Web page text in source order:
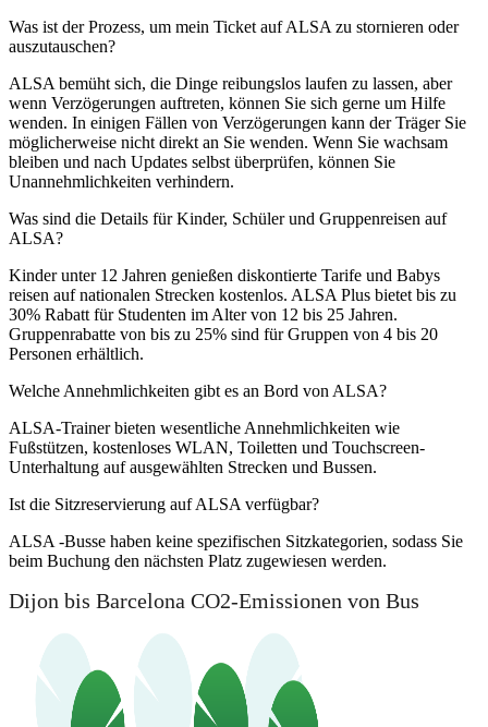
Was ist der Prozess, um mein Ticket auf ALSA zu stornieren oder
auszutauschen?
ALSA bemüht sich, die Dinge reibungslos laufen zu lassen, aber
wenn Verzögerungen auftreten, können Sie sich gerne um Hilfe
wenden. In einigen Fällen von Verzögerungen kann der Träger Sie
möglicherweise nicht direkt an Sie wenden. Wenn Sie wachsam
bleiben und nach Updates selbst überprüfen, können Sie
Unannehmlichkeiten verhindern.
Was sind die Details für Kinder, Schüler und Gruppenreisen auf
ALSA?
Kinder unter 12 Jahren genießen diskontierte Tarife und Babys
reisen auf nationalen Strecken kostenlos. ALSA Plus bietet bis zu
30% Rabatt für Studenten im Alter von 12 bis 25 Jahren.
Gruppenrabatte von bis zu 25% sind für Gruppen von 4 bis 20
Personen erhältlich.
Welche Annehmlichkeiten gibt es an Bord von ALSA?
ALSA-Trainer bieten wesentliche Annehmlichkeiten wie
Fußstützen, kostenloses WLAN, Toiletten und Touchscreen-
Unterhaltung auf ausgewählten Strecken und Bussen.
Ist die Sitzreservierung auf ALSA verfügbar?
ALSA -Busse haben keine spezifischen Sitzkategorien, sodass Sie
beim Buchung den nächsten Platz zugewiesen werden.
Dijon bis Barcelona CO2-Emissionen von Bus